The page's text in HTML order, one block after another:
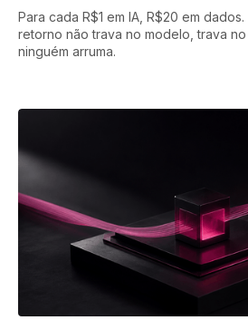
Para cada R$1 em IA, R$20 em
retorno não trava no modelo, trava
ninguém arruma.